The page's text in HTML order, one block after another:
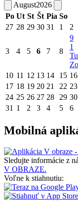
August2026
Po Ut St Št Pia So
27 28 29 30 31 1 2
3 4 5 6 7 8
9
1
10 11 12 13 14 15 16
17 18 19 20 21 22 23
24 25 26 27 28 29 30
31 1 2 3 4 5 6
Mobilná
Sledujte informácie z
V OBRAZE.
Voľne k stiahnutiu: